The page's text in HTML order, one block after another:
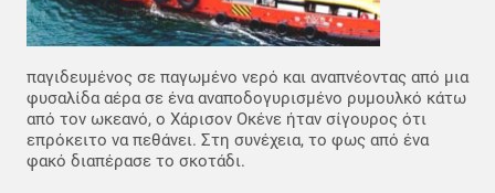
παγιδευμένος σε παγωμένο νερό και αναπνέοντας από μια
φυσαλίδα αέρα σε ένα αναποδογυρισμένο ρυμουλκό κάτω
από τον ωκεανό, ο Χάρισον Οκένε ήταν σίγουρος ότι
επρόκειτο να πεθάνει. Στη συνέχεια, το φως από ένα
φακό διαπέρασε το σκοτάδι.